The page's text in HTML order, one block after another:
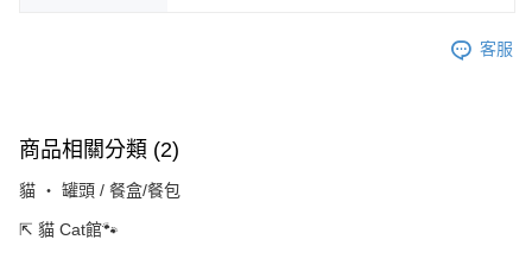
客服
商品相關分類 (2)
貓 ‧ 罐頭 / 餐盒/餐包
⇱ 貓 Cat館🐾